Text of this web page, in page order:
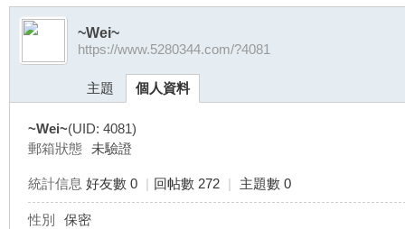
台›
~Wei~
https://www.5280344.com/?4081
主題 個人資料
~Wei~(UID: 4081)
郵箱狀態 未驗證
統計信息 好友數 0 | 回帖數 272 | 主題數 0
性別 保密